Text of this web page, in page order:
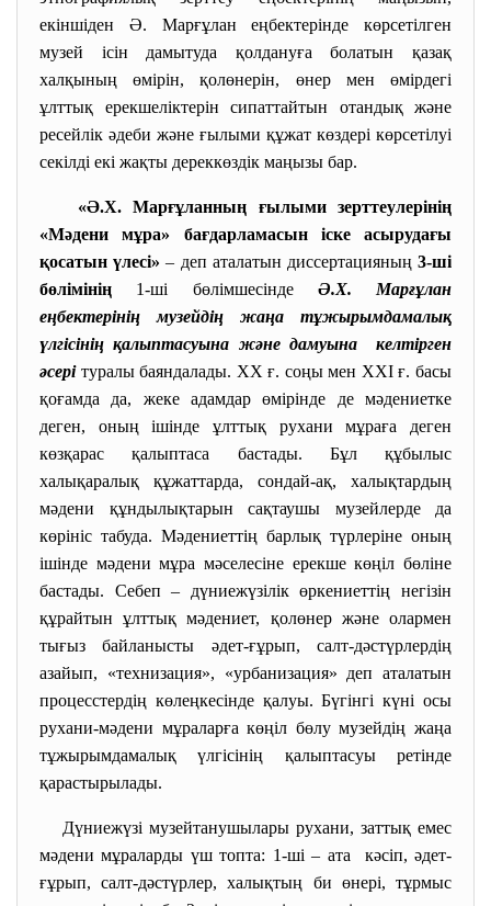
екіншіден Ә. Марғұлан еңбектерінде көрсетілген
музей ісін дамытуда қолдануға болатын қазақ
халқының өмірін, қолөнерін, өнер мен өмірдегі
ұлттық ерекшеліктерін сипаттайтын отандық және
ресейлік әдеби және ғылыми құжат көздері көрсетілуі
секілді екі жақты дереккөздік маңызы бар.
«Ә.Х. Марғұланның ғылыми зерттеулерінің
«Мәдени мұра» бағдарламасын іске асырудағы
қосатын үлесі» – деп аталатын диссертацияның3-ші
бөлімінің 1-ші бөлімшесінде Ә.Х. Марғұлан
еңбектерінің музейдің жаңа тұжырымдамалық
үлгісінің қалыптасуына және дамуына келтірген
әсерітуралы баяндалады. XX ғ. соңы мен XXI ғ. басы
қоғамда да, жеке адамдар өмірінде де мәдениетке
деген, оның ішінде ұлттық рухани мұраға деген
көзқарас қалыптаса бастады. Бұл құбылыс
халықаралық құжаттарда, сондай-ақ, халықтардың
мәдени құндылықтарын сақтаушы музейлерде да
көрініс табуда. Мәдениеттің барлық түрлеріне оның
ішінде мәдени мұра мәселесіне ерекше көңіл бөліне
бастады. Себеп – дүниежүзілік өркениеттің негізін
құрайтын ұлттық мәдениет, қолөнер және олармен
тығыз байланысты әдет-ғұрып, салт-дәстүрлердің
азайып, «технизация», «урбанизация» деп аталатын
процесстердің көлеңкесінде қалуы. Бүгінгі күні осы
рухани-мәдени мұраларға көңіл бөлу музейдің жаңа
тұжырымдамалық үлгісінің қалыптасуы ретінде
қарастырылады.
Дүниежүзі музейтанушылары рухани, заттық емес
мәдени мұраларды үш топта: 1-ші – ата кәсіп, әдет-
ғұрып, салт-дәстүрлер, халықтың би өнері, тұрмыс